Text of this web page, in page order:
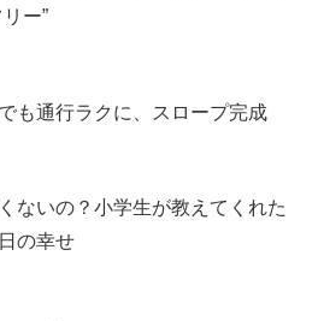
ー”
も通行ラクに、スロープ完成
ないの？小学生が教えてくれた
の幸せ